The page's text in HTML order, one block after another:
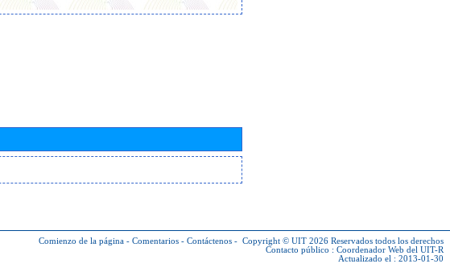
Comienzo de la página - Comentarios - Contáctenos - Copyright © UIT 2026 Reservados todos los derechos
Contacto público : Coordenador Web del UIT-R
Actualizado el : 2013-01-30